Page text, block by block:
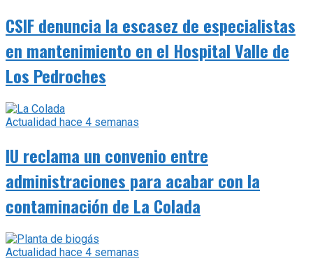
CSIF denuncia la escasez de especialistas
en mantenimiento en el Hospital Valle de
Los Pedroches
Actualidad hace 4 semanas
IU reclama un convenio entre
administraciones para acabar con la
contaminación de La Colada
Actualidad hace 4 semanas